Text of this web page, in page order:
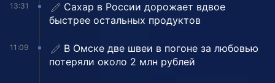
13:31
Сахар в России дорожает вдвое
быстрее остальных продуктов
11:09
В Омске две швеи в погоне за любовью
потеряли около 2 млн рублей